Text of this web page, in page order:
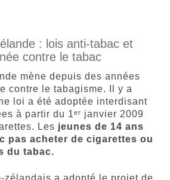
: lois anti-tabac et
contre le tabac
mène depuis des années
contre le tabagisme. Il y a
loi a été adoptée interdisant
à partir du 1ᵉʳ janvier 2009
Les jeunes de 14 ans
pas acheter de cigarettes ou
du tabac.
zélandais a adopté le projet de